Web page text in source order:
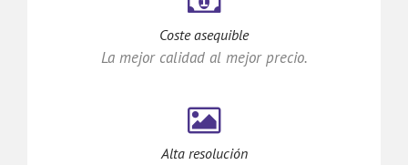
Coste asequible
La mejor calidad al mejor precio.
Alta resolución